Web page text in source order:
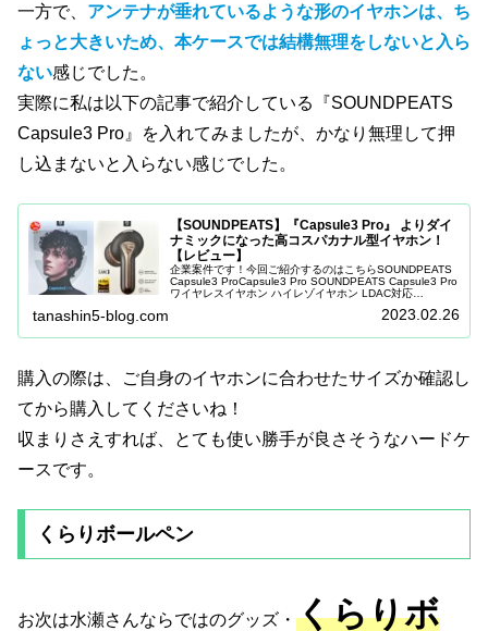
一方で、 アンテナが垂れているような形のイヤホンは、ち
ょっと大きいため、本ケースでは結構無理をしないと入ら
ない感じでした。
実際に私は以下の記事で紹介している『SOUNDPEATS
Capsule3 Pro』を入れてみましたが、かなり無理して押
し込まないと入らない感じでした。
【SOUNDPEATS】『Capsule3 Pro』 よりダイ
ナミックになった高コスパカナル型イヤホン！
【レビュー】
企業案件です！今回ご紹介するのはこちらSOUNDPEATS
Capsule3 ProCapsule3 Pro SOUNDPEATS Capsule3 Pro
ワイヤレスイヤホン ハイレゾイヤホン LDAC対応
tanashin5-blog.com 2023.02.26
購入の際は、ご自身のイヤホンに合わせたサイズか確認し
てから購入してくださいね！
収まりさえすれば、とても使い勝手が良さそうなハードケ
ースです。
くらりボールペン
お次は水瀬さんならではのグッズ・ くらりボ